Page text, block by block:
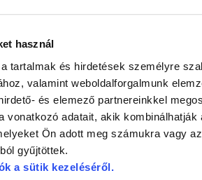
használ
tartalmak és hirdetések személyre
valamint weboldalforgalmunk
és elemező partnereinkkel
vonatkozó adatait, akik kombinálhatják
Ön adott meg számukra vagy
gyűjtöttek.
a sütik kezeléséről.
, aKultúrmérnöki Hivatal
kaptak. Az egyes szócikkeknél
szülők, házastársak, gyermekek
állomásait. A szócikkek végén
mintegy húsz család is
életrajzát. A szerző több
így kapott életrajzokat változtatás nélkül